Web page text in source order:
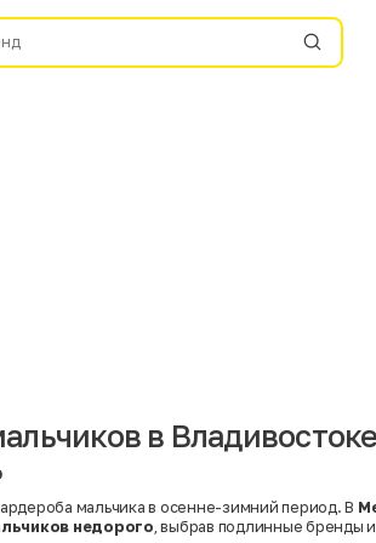
в
мальчика в осенне-зимний период. В
недорого , выбрав подлинные бренды